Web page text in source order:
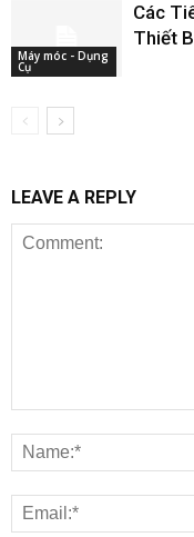
Máy móc - Dụng
Cụ
Các
Thiết
LEAVE A REPLY